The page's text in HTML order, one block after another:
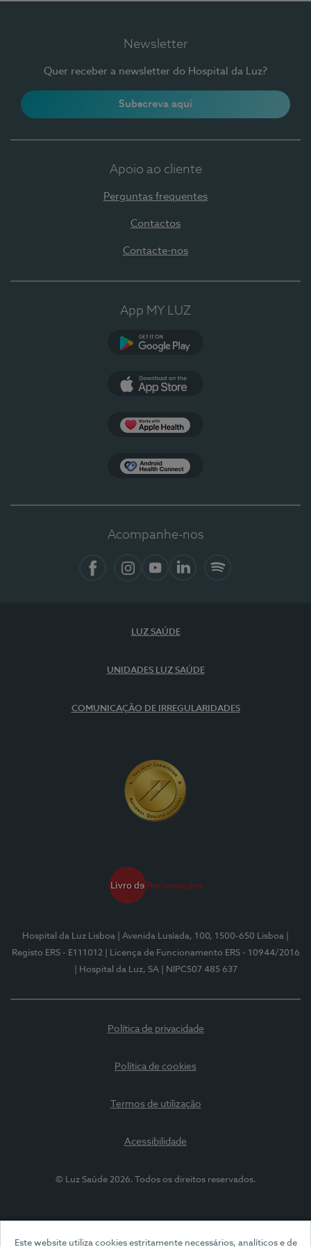
Este website utiliza cookies estritamente necessários, analíticos e de
Newsletter
Quer receber a newsletter do Hospital da Luz?
Subscreva aqui
Apoio ao cliente
Perguntas frequentes
Contactos
Contacte-nos
App MY LUZ
Acompanhe-nos
LUZ SAÚDE
UNIDADES LUZ SAÚDE
COMUNICAÇÃO DE IRREGULARIDADES
Hospital da Luz Lisboa | Avenida Lusíada, 100, 1500-650 Lisboa
Registo ERS - E111012
| Licença de Funcionamento ERS - 10944/2016
| Hospital da Luz, SA
| NIPC507 485 637
Política de privacidade
Política de cookies
Termos de utilização
Acessibilidade
© Luz Saúde 2026. Todos os direitos reservados.